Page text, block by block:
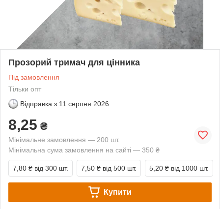
Прозорий тримач для цінника
Під замовлення
Тільки опт
Відправка з 11 серпня 2026
8,25 ₴
Мінімальне замовлення — 200 шт.
Мінімальна сума замовлення на сайті — 350 ₴
7,80 ₴ від 300 шт. 7,50 ₴ від 500 шт. 5,20 ₴ від 1000 шт.
Купити